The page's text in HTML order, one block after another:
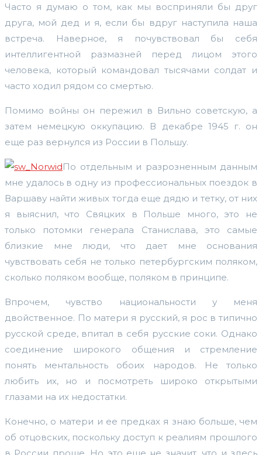
Часто я думаю о том, как мы восприняли бы друг
друга, мой дед и я, если бы вдруг наступила наша
встреча. Наверное, я почувствовал бы себя
интеллигентной размазней перед лицом этого
человека, который командовал тысячами солдат и
часто ходил рядом со смертью.
Помимо войны он пережил в Вильно советскую, а
затем немецкую оккупацию. В декабре 1945 г. он
еще раз вернулся из России в Польшу.
По отдельным и разрозненным данным
мне удалось в одну из профессиональных поездок в
Варшаву найти живых тогда еще дядю и тетку, от них
я выяснил, что Свяцких в Польше много, это не
только потомки генерала Станислава, это самые
близкие мне люди, что дает мне основания
чувствовать себя не только петербургским поляком,
сколько поляком вообще, поляком в принципе.
Впрочем, чувство национальности у меня
двойственное. По матери я русский, я рос в типично
русской среде, впитал в себя русские соки. Однако
соединение широкого общения и стремление
понять ментальность обоих народов. Не только
любить их, но и посмотреть широко открытыми
глазами на их недостатки.
Конечно, о матери и ее предках я знаю больше, чем
об отцовских, поскольку доступ к реалиям прошлого
в России проще. Но это еще не значит, что и здесь